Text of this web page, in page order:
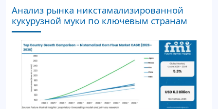
Анализ рынка никстамализированной
кукурузной муки по ключевым странам